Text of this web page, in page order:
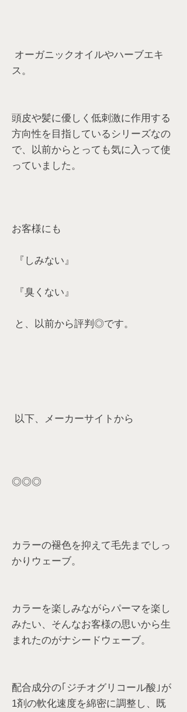
オーガニックオイルやハーブエキ
ス。
頭皮や髪に優しく低刺激に作用する
方向性を目指しているシリーズなの
で、以前からとっても気に入って使
っていました。
お客様にも
『しみない』
『臭くない』
と、以前から評判◎です。
以下、メーカーサイトから
◎◎◎
カラーの褪色を抑えて毛先までしっ
かりウェーブ。
カラーを楽しみながらパーマを楽し
みたい、そんなお客様の思いから生
まれたのがナシードウェーブ。
配合成分の｢ジチオグリコール酸｣が
1剤の軟化速度を綿密に調整し、既